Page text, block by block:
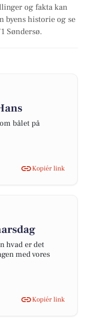
og fakta kan
byens historie og se
Søndersø.
bålet på
Kopiér link
hvad er det
med vores
Kopiér link